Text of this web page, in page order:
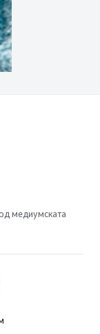
медиумската